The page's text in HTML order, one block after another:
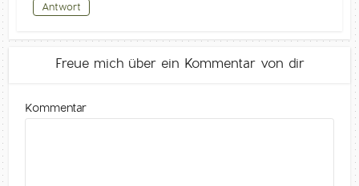
Antwort
Freue mich über ein Kommentar von dir
Kommentar